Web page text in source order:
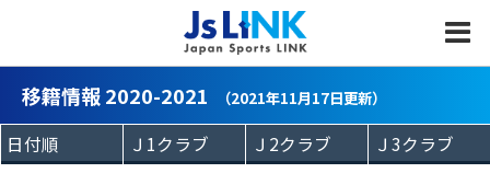
移籍情報 2020-2021 （2021年11月17日更新）